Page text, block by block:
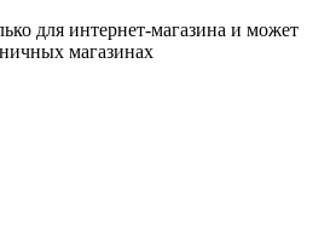
для интернет-магазина и может
магазинах